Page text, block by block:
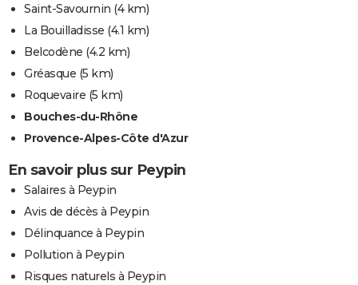
Saint-Savournin (4 km)
La Bouilladisse (4.1 km)
Belcodène (4.2 km)
Gréasque (5 km)
Roquevaire (5 km)
Bouches-du-Rhône
Provence-Alpes-Côte d'Azur
En savoir plus sur Peypin
Salaires à Peypin
Avis de décès à Peypin
Délinquance à Peypin
Pollution à Peypin
Risques naturels à Peypin